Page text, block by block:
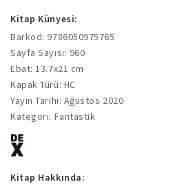
Kitap Künyesi:
Barkod: 9786050975765
Sayfa Sayısı: 960
Ebat: 13.7x21 cm
Kapak Türü: HC
Yayın Tarihi: Ağustos 2020
Kategori: Fantastik
Kitap Hakkında: